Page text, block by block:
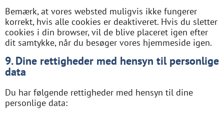
Bemærk, at vores websted muligvis ikke fungerer
korrekt, hvis alle cookies er deaktiveret. Hvis du sletter
cookies i din browser, vil de blive placeret igen efter
dit samtykke, når du besøger vores hjemmeside igen.
9. Dine rettigheder med hensyn til personlige
data
Du har følgende rettigheder med hensyn til dine
personlige data: